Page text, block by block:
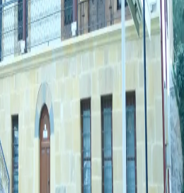
Ekle
İletişim
her türlü bilgiyi ve görseli